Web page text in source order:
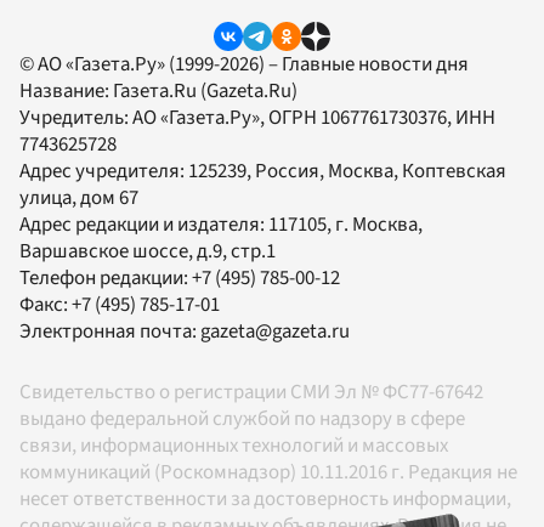
© АО «Газета.Ру» (1999-2026) – Главные новости дня
Название: Газета.Ru (Gazeta.Ru)
Учредитель:АО «Газета.Ру», ОГРН 1067761730376, ИНН
7743625728
Адрес учредителя: 125239, Россия, Москва, Коптевская
улица, дом 67
Адрес редакции и издателя: 117105, г. Москва,
Варшавское шоссе, д.9, стр.1
Телефон редакции:+7 (495) 785-00-12
Факс:+7 (495) 785-17-01
Электронная почта: gazeta@gazeta.ru
Свидетельство о регистрации СМИ Эл № ФС77-67642
выдано федеральной службой по надзору в сфере
связи, информационных технологий и массовых
коммуникаций (Роскомнадзор) 10.11.2016 г. Редакция не
несет ответственности за достоверность информации,